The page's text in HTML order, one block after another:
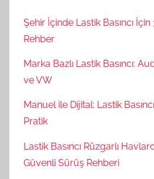
Şehir İçinde Lastik Basıncı İçin
Rehber
Marka Bazlı Lastik Basıncı:
ve VW
Manuel ile Dijital: Lastik
Pratik
Lastik Basıncı Rüzgarlı
Güvenli Sürüş Rehberi